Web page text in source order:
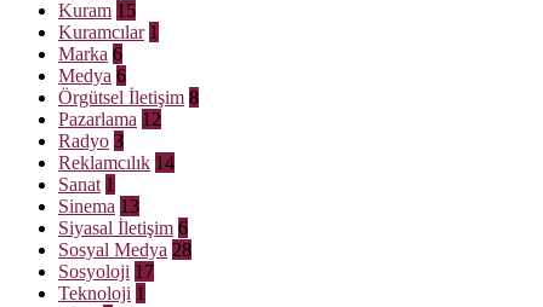
Kuram 15
Kuramcılar 1
Marka 6
Medya 6
Örgütsel İletişim 8
Pazarlama 12
Radyo 3
Reklamcılık 14
Sanat 1
Sinema 13
Siyasal İletişim 6
Sosyal Medya 28
Sosyoloji 17
Teknoloji 1